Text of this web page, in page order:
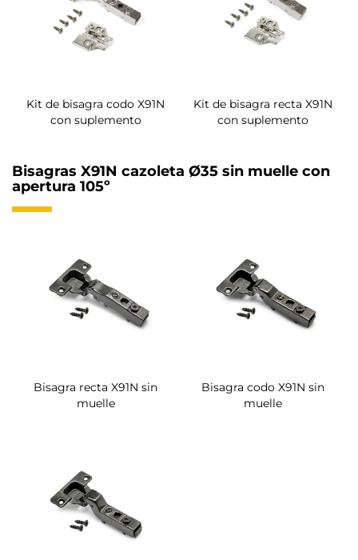
Kit de bisagra codo X91N
con suplemento
Kit de bisagra recta X91N
con suplemento
Bisagras X91N cazoleta Ø35 sin muelle con
apertura 105º
Bisagra recta X91N sin
muelle
Bisagra codo X91N sin
muelle